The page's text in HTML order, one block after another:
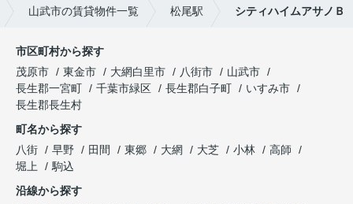
山武市の賃貸物件一覧 松尾駅 シティハイムアサノＢ
市区町村から探す
茂原市
東金市 大網白里市 八街市
山武市
長生郡一宮町
千葉市緑区 長生郡白子町
いすみ市
長生郡長生村
町名から探す
八街
早野 田間 東郷 大網 大芝 小林
高師
堀上
駒込
沿線から探す